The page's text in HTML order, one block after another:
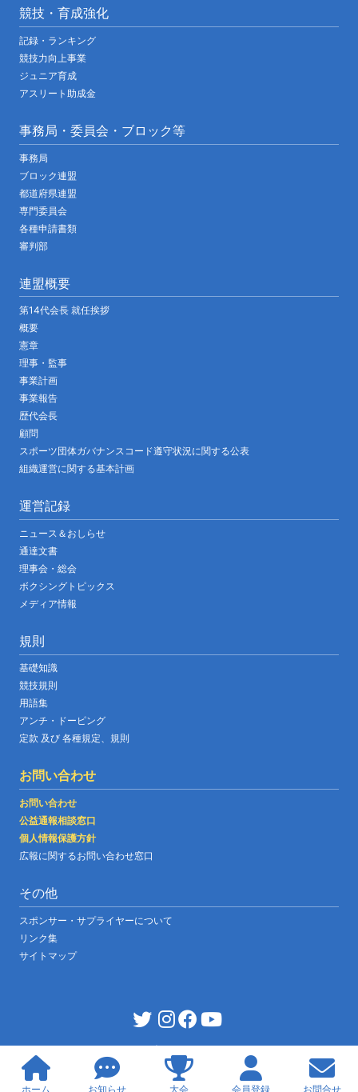
ホーム お知らせ 大会 会員登録 お問合せ
競技・育成強化
記録・ランキング
競技力向上事業
ジュニア育成
アスリート助成金
事務局・委員会・ブロック等
事務局
ブロック連盟
都道府県連盟
専門委員会
各種申請書類
審判部
連盟概要
第14代会長 就任挨拶
概要
憲章
理事・監事
事業計画
事業報告
歴代会長
顧問
スポーツ団体ガバナンスコード遵守状況に関する公表
組織運営に関する基本計画
運営記録
ニュース＆おしらせ
通達文書
理事会・総会
ボクシングトピックス
メディア情報
規則
基礎知識
競技規則
用語集
アンチ・ドーピング
定款 及び 各種規定、規則
お問い合わせ
お問い合わせ
公益通報相談窓口
個人情報保護方針
広報に関するお問い合わせ窓口
その他
スポンサー・サプライヤーについて
リンク集
サイトマップ